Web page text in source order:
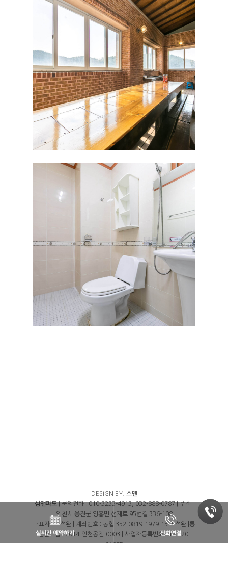
DESIGN BY. 스맨
섬앤파도| 문의전화 : 010-3233-4913, 032-888-0787 | 주소 :
인천시 옹진군 영흥면 선재로 95번길 336-108
대표자 : 박석완 | 계좌번호 : 농협 352-0819-1979-13 박석완 |통
신판매업 : 2014-인천옹진-0003 | 사업자등록번호 : 121-20-
91975